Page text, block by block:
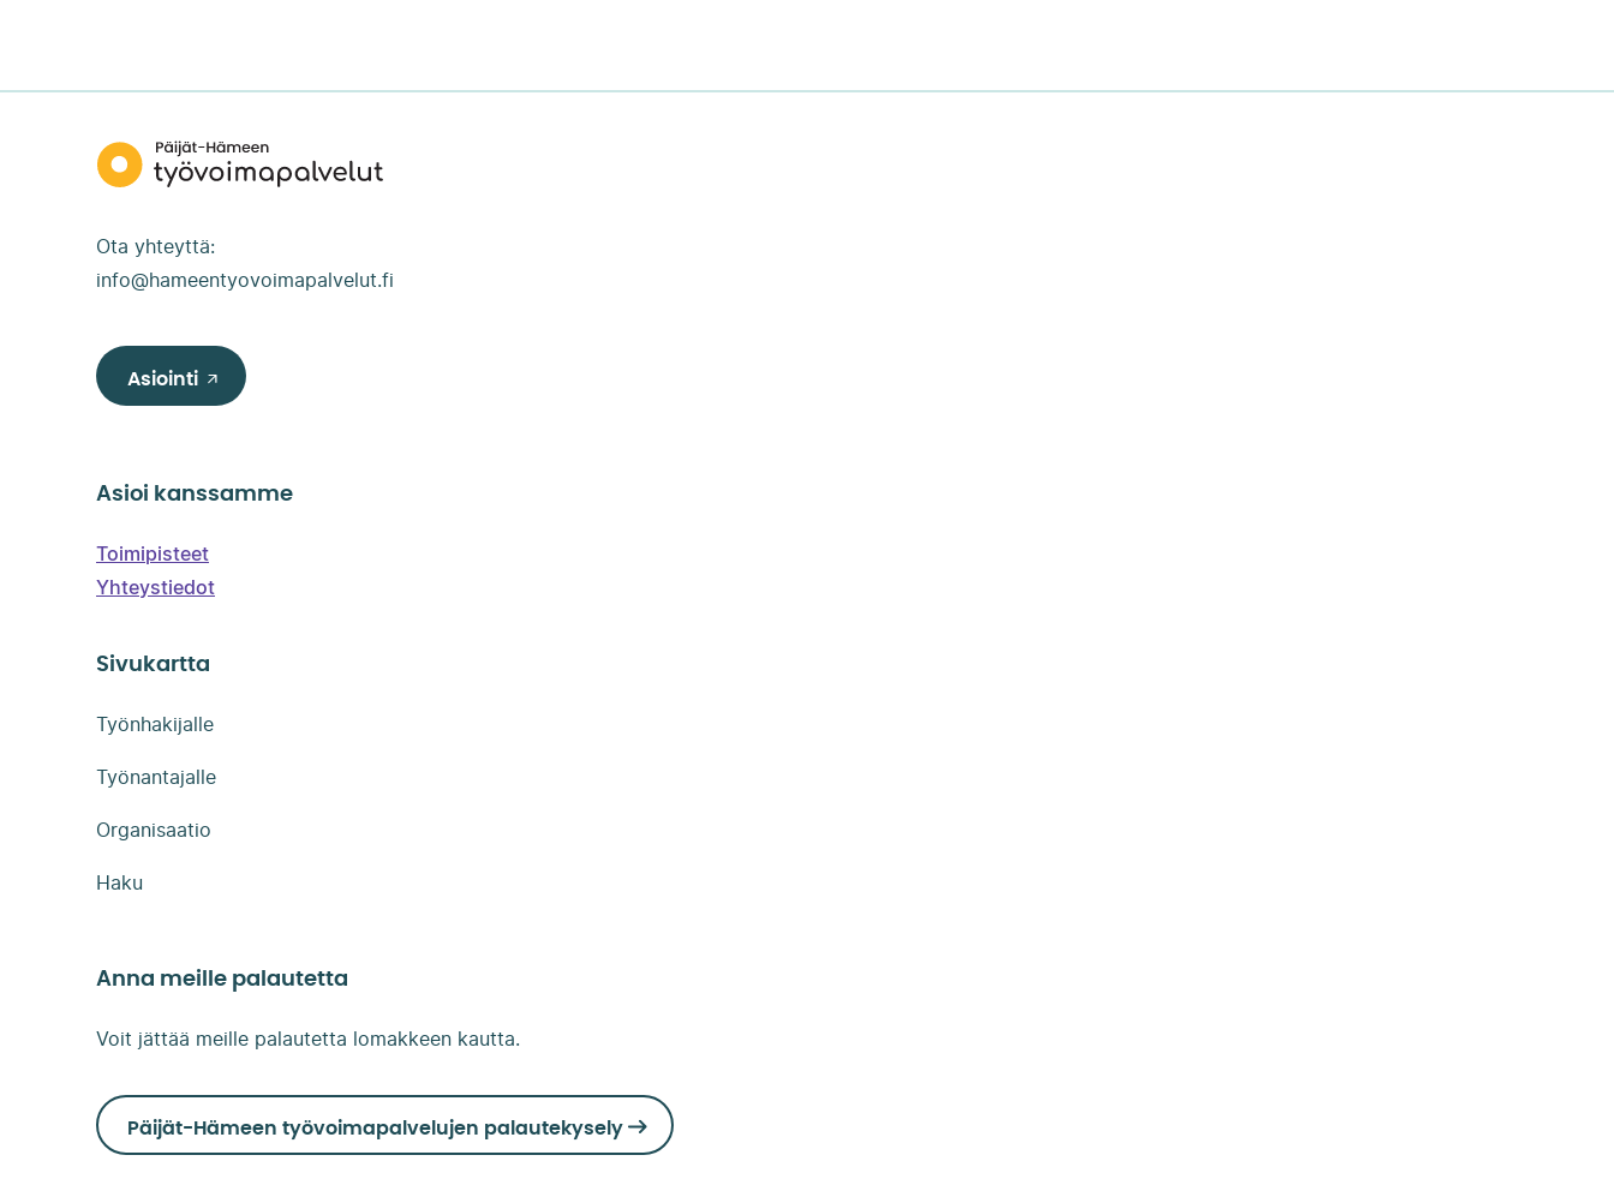
Päijät-
Hämeen
Ota yhteyttä:
info@hameentyovoimapalvelut.fi
Asiointi
Asioi kanssamme
Toimipisteet
Yhteystiedot
Sivukartta
Työnhakijalle
Työnantajalle
Organisaatio
Haku
Anna meille palautetta
Voit jättää meille palautetta lomakkeen kautta.
Päijät-Hämeen työvoimapalvelujen palautekysely